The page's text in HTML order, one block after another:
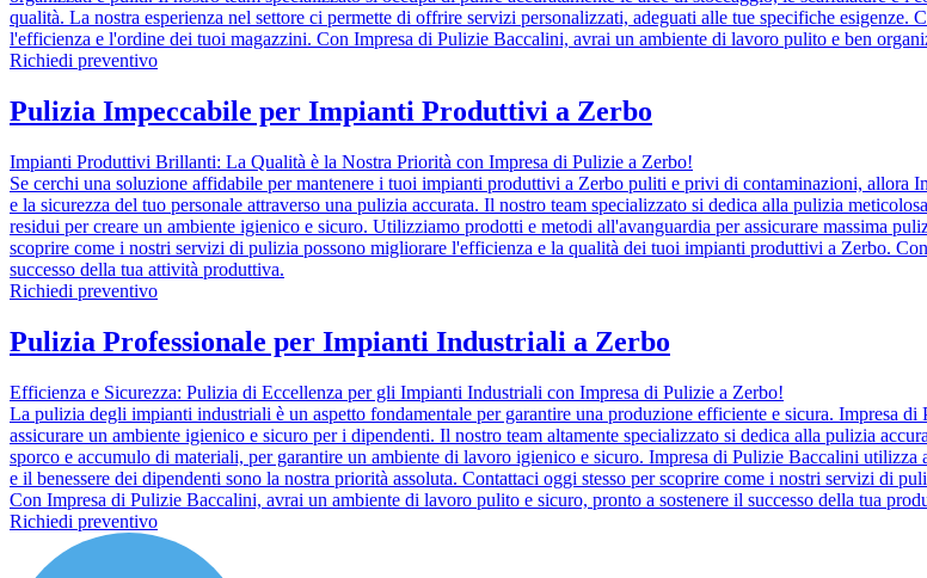
qualità. La nostra esperienza nel settore ci permette di offrire servizi personalizzati, adeguati alle tue specifiche
l'efficienza e l'ordine dei tuoi magazzini. Con Impresa di Pulizie Baccalini, avrai un ambiente di lavoro pulito e ben
Richiedi preventivo
Pulizia Impeccabile per Impianti Produttivi a Zerbo
Impianti Produttivi Brillanti: La Qualità è la Nostra Priorità con Impresa di Pulizie a Zerbo!
Se cerchi una soluzione affidabile per mantenere i tuoi impianti produttivi a Zerbo puliti e privi di contaminazioni, allora
e la sicurezza del tuo personale attraverso una pulizia accurata. Il nostro team specializzato si dedica alla pulizia
residui per creare un ambiente igienico e sicuro. Utilizziamo prodotti e metodi all'avanguardia per assicurare massima
scoprire come i nostri servizi di pulizia possono migliorare l'efficienza e la qualità dei tuoi impianti produttivi a Zerbo.
successo della tua attività produttiva.
Richiedi preventivo
Pulizia Professionale per Impianti Industriali a Zerbo
Efficienza e Sicurezza: Pulizia di Eccellenza per gli Impianti Industriali con Impresa di Pulizie a Zerbo!
La pulizia degli impianti industriali è un aspetto fondamentale per garantire una produzione efficiente e sicura. Impresa
assicurare un ambiente igienico e sicuro per i dipendenti. Il nostro team altamente specializzato si dedica alla pulizia
sporco e accumulo di materiali, per garantire un ambiente di lavoro igienico e sicuro. Impresa di Pulizie Baccalini
e il benessere dei dipendenti sono la nostra priorità assoluta. Contattaci oggi stesso per scoprire come i nostri servizi di
Con Impresa di Pulizie Baccalini, avrai un ambiente di lavoro pulito e sicuro, pronto a sostenere il successo della tua
Richiedi preventivo